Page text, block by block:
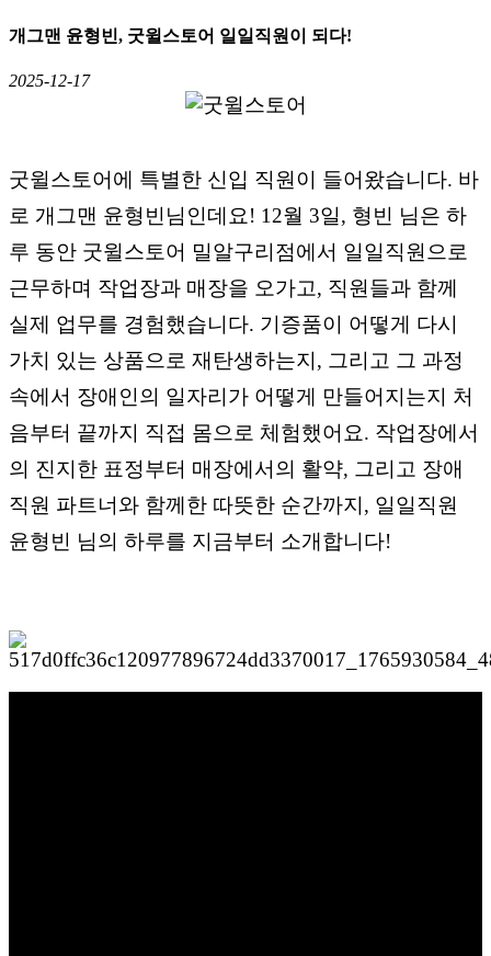
개그맨 윤형빈, 굿윌스토어 일일직원이 되다!
2025-12-17
굿윌스토어에 특별한 신입 직원이 들어왔습니다. 바
로 개그맨 윤형빈님인데요! 12월 3일, 형빈 님은 하
루 동안 굿윌스토어 밀알구리점에서 일일직원으로
근무하며 작업장과 매장을 오가고, 직원들과 함께
실제 업무를 경험했습니다. 기증품이 어떻게 다시
가치 있는 상품으로 재탄생하는지, 그리고 그 과정
속에서 장애인의 일자리가 어떻게 만들어지는지 처
음부터 끝까지 직접 몸으로 체험했어요. 작업장에서
의 진지한 표정부터 매장에서의 활약, 그리고 장애
직원 파트너와 함께한 따뜻한 순간까지, 일일직원
윤형빈 님의 하루를 지금부터 소개합니다!